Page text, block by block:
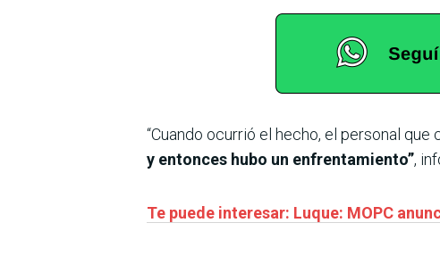
“Cuando ocurrió el hecho, el personal
y entonces hubo un enfrentamiento”,
Te puede interesar: Luque: MOPC